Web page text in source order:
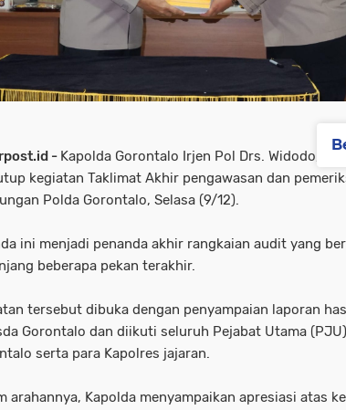
- Kapolda Gorontalo Irjen Pol Drs. Widodo,
kegiatan Taklimat Akhir pengawasan dan
Polda Gorontalo, Selasa (9/12).
ini menjadi penanda akhir rangkaian audit yang
beberapa pekan terakhir.
tersebut dibuka dengan penyampaian laporan
Gorontalo dan diikuti seluruh Pejabat Utama
serta para Kapolres jajaran.
arahannya, Kapolda menyampaikan apresiasi atas